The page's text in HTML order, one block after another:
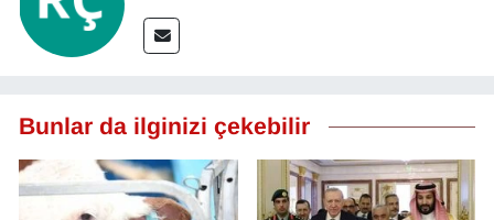
Bunlar da ilginizi çekebilir